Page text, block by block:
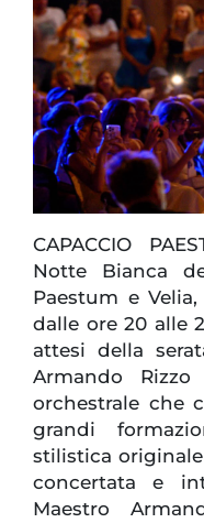
CAPACCIO
Notte Bianca
Paestum e
dalle ore 20 alle
attesi della
Armando
orchestrale che
grandi
stilistica
concertata e
Maestro